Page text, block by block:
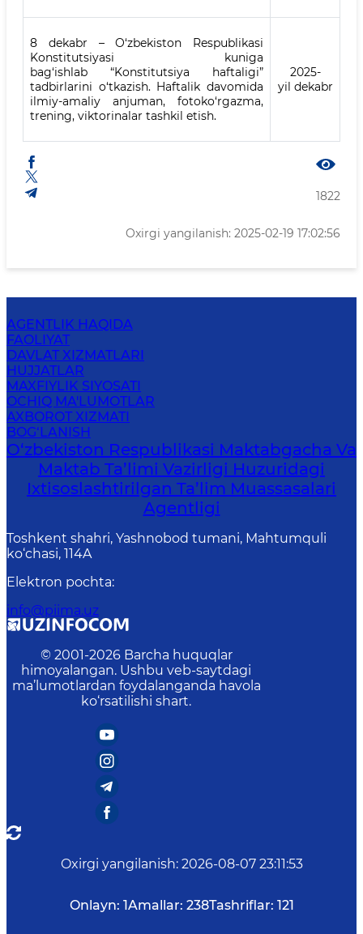
8 dekabr – O‘zbekiston Respublikasi
Konstitutsiyasi kuniga
bag‘ishlab “Konstitutsiya haftaligi”
tadbirlarini o‘tkazish. Haftalik davomida
ilmiy-amaliy anjuman, fotoko‘rgazma,
trening, viktorinalar tashkil etish.
2025-
yil dekabr
1822
Oxirgi yangilanish: 2025-02-19 17:02:56
AGENTLIK HAQIDA
FAOLIYAT
DAVLAT XIZMATLARI
HUJJATLAR
MAXFIYLIK SIYOSATI
OCHIQ MA'LUMOTLAR
AXBOROT XIZMATI
BOG‘LANISH
O‘zbekiston Respublikasi Maktabgacha Va
Maktab Ta’limi Vazirligi Huzuridagi
Ixtisoslashtirilgan Ta’lim Muassasalari
Agentligi
Toshkent shahri, Yashnobod tumani, Mahtumquli
ko‘chasi, 114A
Elektron pochta:
info@piima.uz
© 2001-2026 Barcha huquqlar
himoyalangan. Ushbu veb-saytdagi
ma’lumotlardan foydalanganda havola
ko‘rsatilishi shart.
Oxirgi yangilanish: 2026-08-07 23:11:53
Onlayn: 1Amallar: 238Tashriflar: 121